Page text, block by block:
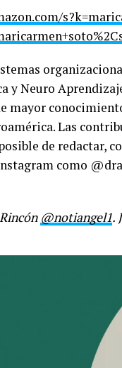
y Neuro
mayor
Las
de redactar,
como
@notiangel1.